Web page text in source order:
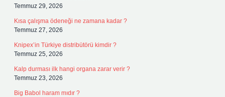
Temmuz 29, 2026
Kısa çalışma ödeneği ne zamana kadar ?
Temmuz 27, 2026
Knipex’in Türkiye distribütörü kimdir ?
Temmuz 25, 2026
Kalp durması ilk hangi organa zarar verir ?
Temmuz 23, 2026
Big Babol haram mıdır ?